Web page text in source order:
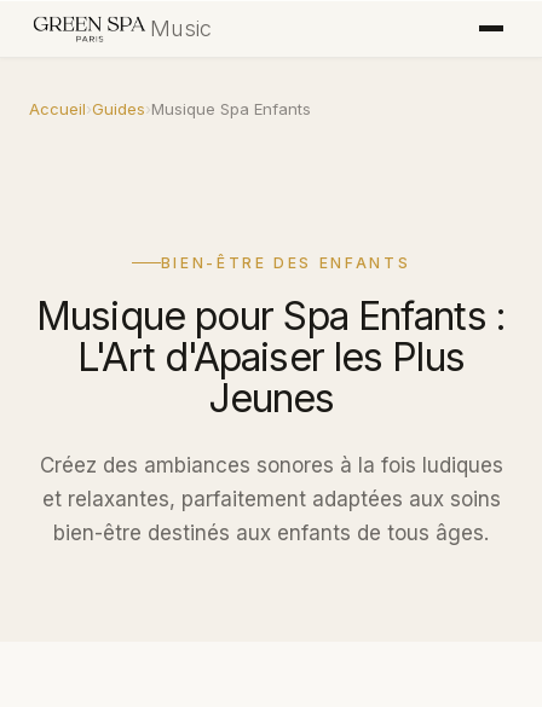
Music
Accueil›Guides›Musique Spa Enfants
BIEN-ÊTRE DES ENFANTS
Musique pour Spa Enfants :
L'Art d'Apaiser les Plus
Jeunes
Créez des ambiances sonores à la fois ludiques
et relaxantes, parfaitement adaptées aux soins
bien-être destinés aux enfants de tous âges.